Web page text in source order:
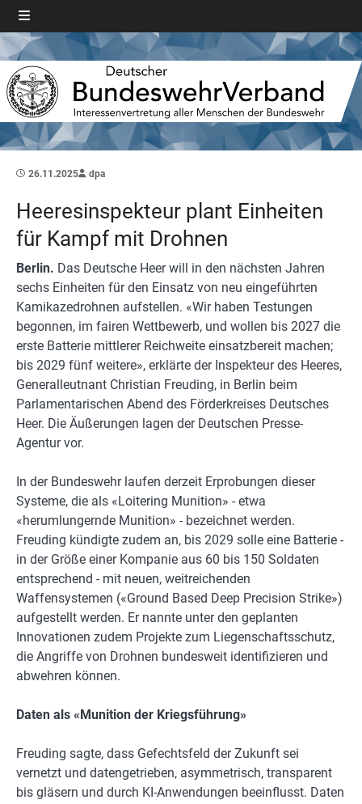
26.11.2025 dpa
Heeresinspekteur plant Einheiten
für Kampf mit Drohnen
Berlin. Das Deutsche Heer will in den nächsten Jahren
sechs Einheiten für den Einsatz von neu eingeführten
Kamikazedrohnen aufstellen. «Wir haben Testungen
begonnen, im fairen Wettbewerb, und wollen bis 2027 die
erste Batterie mittlerer Reichweite einsatzbereit machen;
bis 2029 fünf weitere», erklärte der Inspekteur des Heeres,
Generalleutnant Christian Freuding, in Berlin beim
Parlamentarischen Abend des Förderkreises Deutsches
Heer. Die Äußerungen lagen der Deutschen Presse-
Agentur vor.
In der Bundeswehr laufen derzeit Erprobungen dieser
Systeme, die als «Loitering Munition» - etwa
«herumlungernde Munition» - bezeichnet werden.
Freuding kündigte zudem an, bis 2029 solle eine Batterie -
in der Größe einer Kompanie aus 60 bis 150 Soldaten
entsprechend - mit neuen, weitreichenden
Waffensystemen («Ground Based Deep Precision Strike»)
aufgestellt werden. Er nannte unter den geplanten
Innovationen zudem Projekte zum Liegenschaftsschutz,
die Angriffe von Drohnen bundesweit identifizieren und
abwehren können.
Daten als «Munition der Kriegsführung»
Freuding sagte, dass Gefechtsfeld der Zukunft sei
vernetzt und datengetrieben, asymmetrisch, transparent
bis gläsern und durch KI-Anwendungen beeinflusst. Daten